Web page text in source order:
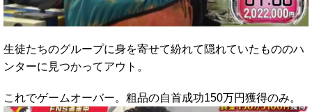
生徒たちのグループに身を寄せて紛れて隠れていたもののハ
ンターに見つかってアウト。
これでゲームオーバー。粗品の自首成功150万円獲得のみ。